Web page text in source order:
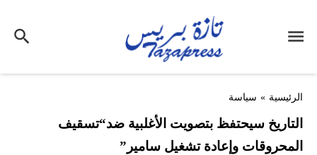
الرئيسية » سياسة
التاريخ سيحتفظ بتصويت الأغلبية ضد“تسقيف
المحروقات وإعادة تشغيل سامير”